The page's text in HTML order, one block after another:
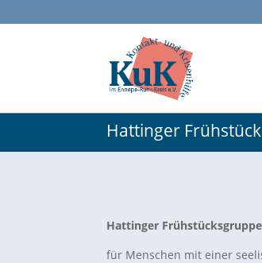
Hattinger
Hattinger Frühstücksgruppe
für Menschen mit einer